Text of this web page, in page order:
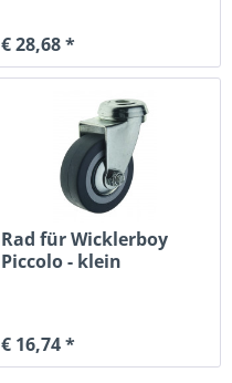
€ 28,68 *
Rad für Wicklerboy
Piccolo - klein
€ 16,74 *